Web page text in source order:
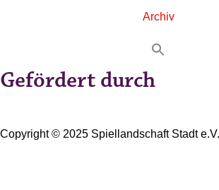
Archiv
Gefördert durch
Copyright © 2025 Spiellandschaft Stadt